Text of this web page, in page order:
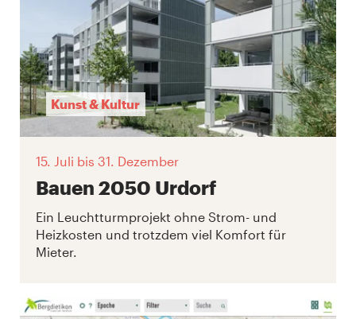
Kunst & Kultur
15. Juli bis 31. Dezember
Bauen 2050 Urdorf
Ein Leuchtturmprojekt ohne Strom- und
Heizkosten und trotzdem viel Komfort für
Mieter.